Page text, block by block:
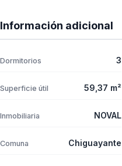
Información adicional
Dormitorios 3
Superficie útil 59,37 m²
Inmobiliaria NOVAL
Comuna Chiguayante